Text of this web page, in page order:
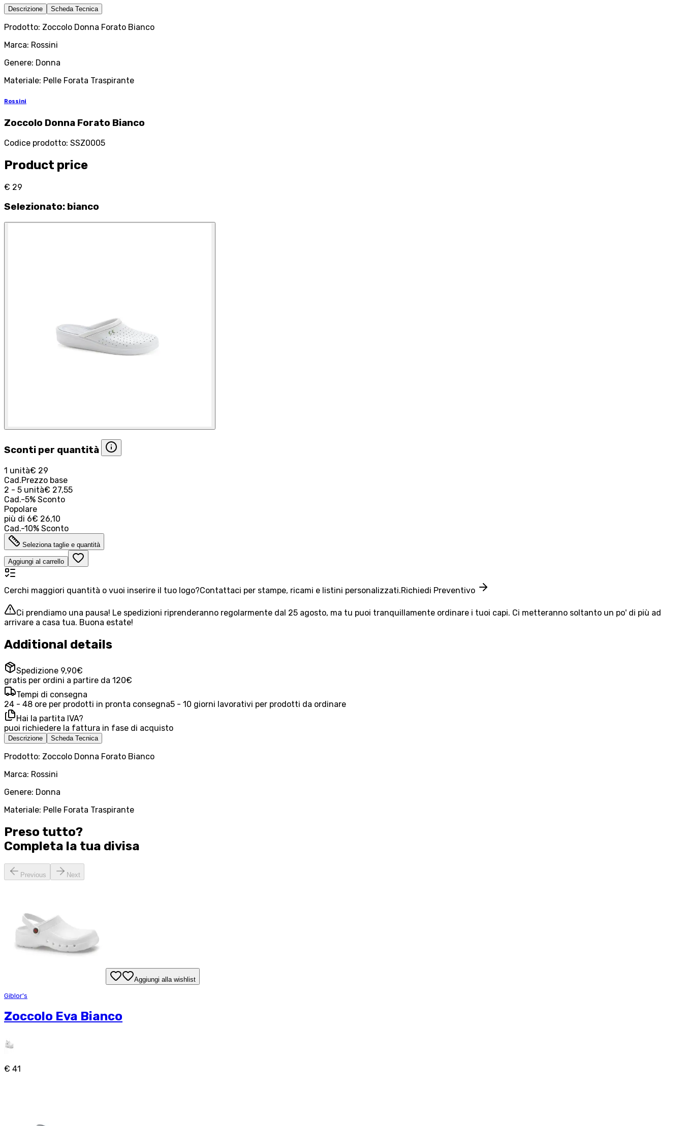
Descrizione Scheda Tecnica
Prodotto: Zoccolo Donna Forato Bianco
Marca: Rossini
Genere: Donna
Materiale: Pelle Forata Traspirante
Rossini
Zoccolo Donna Forato Bianco
Codice prodotto: SSZ0005
Product price
€ 29
Selezionato: bianco
Sconti per quantità
1 unità€ 29
Cad.Prezzo base
2 - 5 unità€ 27,55
Cad.-5% Sconto
Popolare
più di 6€ 26,10
Cad.-10% Sconto
Seleziona taglie e quantità
Aggiungi al carrello
Cerchi maggiori quantità o vuoi inserire il tuo logo?Contattaci per stampe, ricami e listini personalizzati.Richiedi Preventivo
Ci prendiamo una pausa! Le spedizioni riprenderanno regolarmente dal 25 agosto, ma tu puoi tranquillamente ordinare i tuoi capi. Ci metteranno soltanto un po' di più ad
arrivare a casa tua. Buona estate!
Additional details
Spedizione 9,90€
gratis per ordini a partire da 120€
Tempi di consegna
24 - 48 ore per prodotti in pronta consegna5 - 10 giorni lavorativi per prodotti da ordinare
Hai la partita IVA?
puoi richiedere la fattura in fase di acquisto
Descrizione Scheda Tecnica
Prodotto: Zoccolo Donna Forato Bianco
Marca: Rossini
Genere: Donna
Materiale: Pelle Forata Traspirante
Preso tutto?
Completa la tua divisa
Previous Next
Aggiungi alla wishlist
Giblor's
Zoccolo Eva Bianco
€ 41